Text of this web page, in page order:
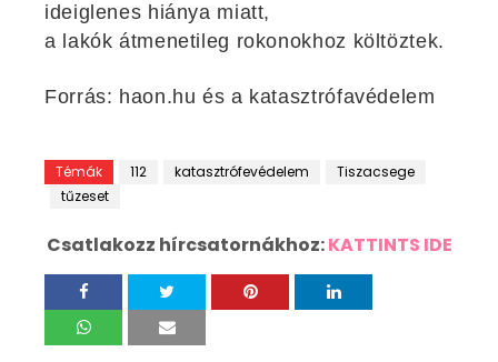
ideiglenes hiánya miatt,
a lakók átmenetileg rokonokhoz költöztek.
Forrás: haon.hu és a katasztrófavédelem
Témák 112 katasztrófevédelem
Tiszacsege
tűzeset
Csatlakozz hírcsatornákhoz:KATTINTS IDE